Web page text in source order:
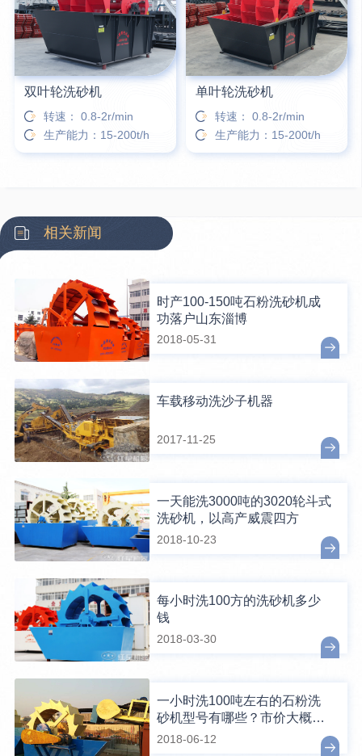
双叶轮洗砂机
转速： 0.8-2r/min
生产能力：15-200t/h
单叶轮洗砂机
转速： 0.8-2r/min
生产能力：15-200t/h
相关新闻
时产100-150吨石粉洗砂机成
功落户山东淄博
2018-05-31
车载移动洗沙子机器
2017-11-25
一天能洗3000吨的3020轮斗式
洗砂机，以高产威震四方
2018-10-23
每小时洗100方的洗砂机多少
钱
2018-03-30
一小时洗100吨左右的石粉洗
砂机型号有哪些？市价大概多
少钱
2018-06-12